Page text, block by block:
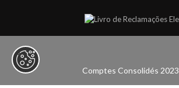
Comptes Consolidés 2023